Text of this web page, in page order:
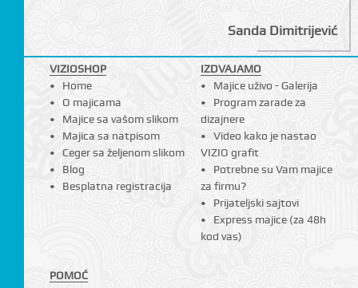
Sanda Dimitrijević
VIZIOSHOP
Home
O majicama
Majice sa vašom slikom
Majica sa natpisom
Ceger sa željenom slikom
Blog
Besplatna registracija
IZDVAJAMO
Majice uživo - Galerija
Program zarade za
dizajnere
Video kako je nastao
VIZIO grafit
Potrebne su Vam majice
za firmu?
Prijateljski sajtovi
Express majice (za 48h
kod vas)
POMOĆ